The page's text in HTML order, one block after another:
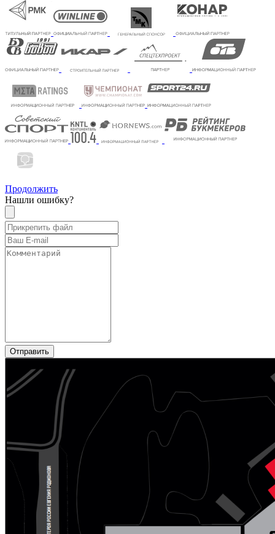
Продолжить
Нашли ошибку?